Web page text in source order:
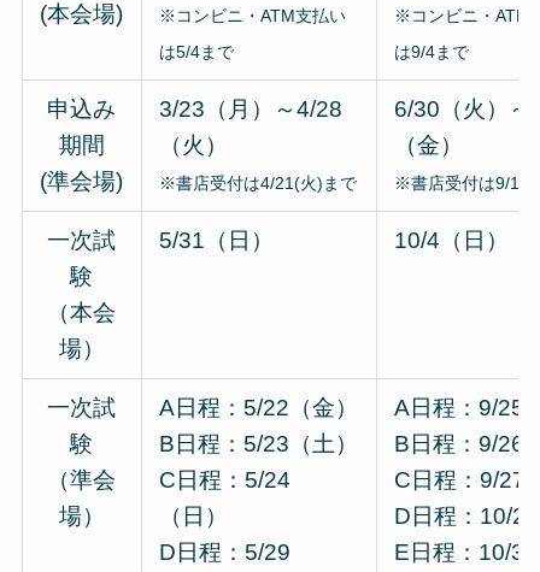
(本会場)
※コンビニ・ATM支払い
は5/4まで
※コンビニ・ATM
は9/4まで
申込み
期間
(準会場)
3/23（月）～4/28
（火）
※書店受付は4/21(火)まで
6/30（火）～
（金）
※書店受付は9/1(
一次試
験
（本会
場）
5/31（日） 10/4（日）
一次試
験
（準会
場）
A日程：5/22（金）
B日程：5/23（土）
C日程：5/24
（日）
D日程：5/29
A日程：9/25
B日程：9/26
C日程：9/27
D日程：10/2
E日程：10/3